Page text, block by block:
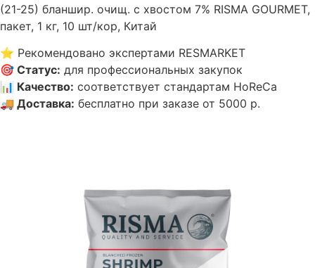
(21-25) бланшир. очищ. с хвостом 7% RISMA GOURMET,
пакет, 1 кг, 10 шт/кор, Китай
⭐ Рекомендовано экспертами RESMARKET
🎯 Статус: для профессиональных закупок
📊 Качество: соответствует стандартам HoReCa
🚚 Доставка: бесплатно при заказе от 5000 р.